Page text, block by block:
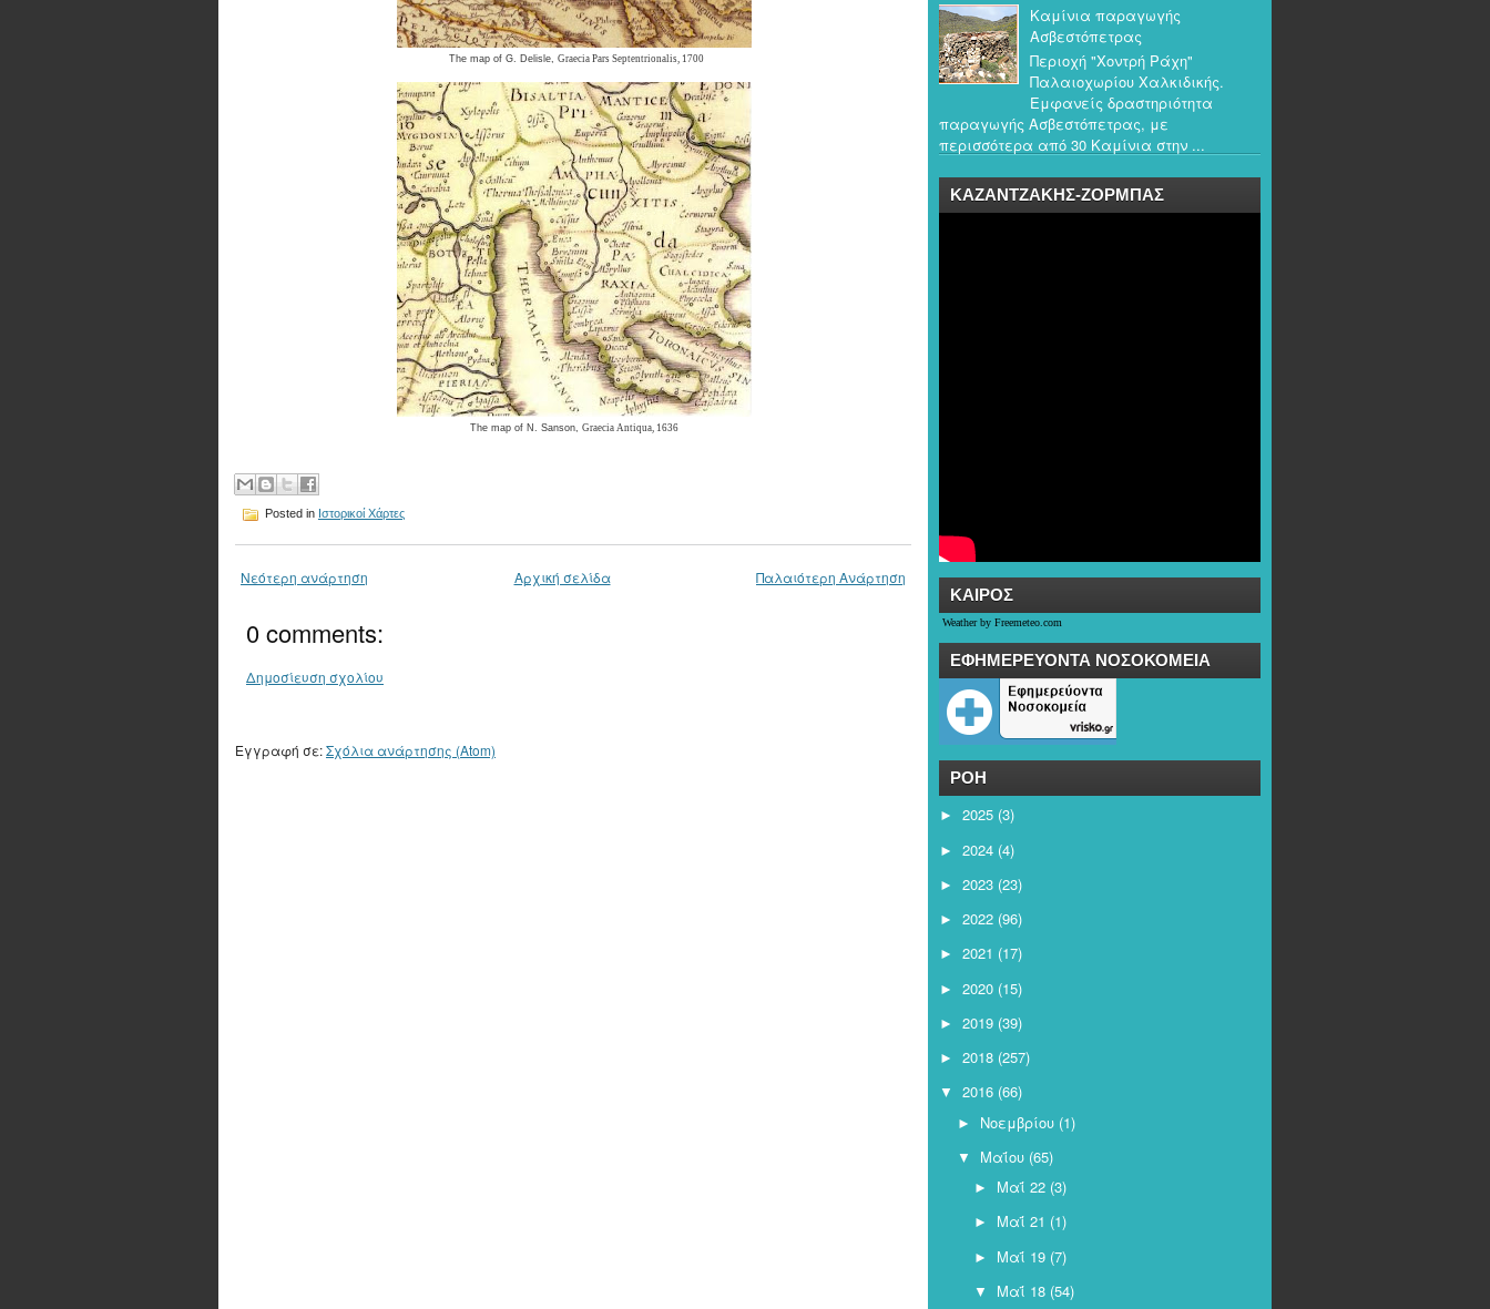
The map of G. Delisle, Graecia Pars Septentrionalis, 1700
The map of N. Sanson, Graecia Antiqua , 1636
Posted in Ιστορικοί Χάρτες
Νεότερη ανάρτηση Παλαιότερη Ανάρτηση
Αρχική σελίδα
0 comments:
Δημοσίευση σχολίου
Εγγραφή σε:Σχόλια ανάρτησης (Atom)
Καμίνια παραγωγής
Ασβεστόπετρας
Περιοχή "Χοντρή Ράχη"
Παλαιοχωρίου Χαλκιδικής.
Εμφανείς δραστηριότητα
παραγωγής Ασβεστόπετρας, με
περισσότερα από 30 Καμίνια στην ...
ΚΑΖΑΝΤΖΑΚΗΣ-ΖΟΡΜΠΑΣ
ΚΑΙΡOΣ
Weather by Freemeteo.com
ΕΦΗΜΕΡΕΥΟΝΤΑ ΝΟΣΟΚΟΜΕΙΑ
ΡΟΗ
► 2025 (3)
► 2024 (4)
► 2023 (23)
► 2022 (96)
► 2021 (17)
► 2020 (15)
► 2019 (39)
► 2018 (257)
▼ 2016 (66)
► Νοεμβρίου (1)
▼ Μαΐου (65)
► Μαΐ 22 (3)
► Μαΐ 21 (1)
► Μαΐ 19 (7)
▼ Μαΐ 18 (54)